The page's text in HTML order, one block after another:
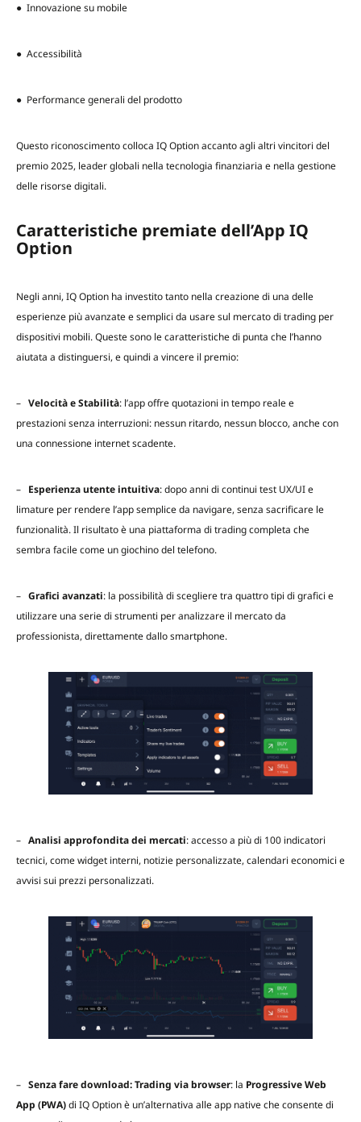
● Innovazione su mobile
● Accessibilità
● Performance generali del prodotto
Questo riconoscimento colloca IQ Option accanto agli altri vincitori del
premio 2025, leader globali nella tecnologia finanziaria e nella gestione
delle risorse digitali.
Caratteristiche premiate dell’App IQ
Option
Negli anni, IQ Option ha investito tanto nella creazione di una delle
esperienze più avanzate e semplici da usare sul mercato di trading per
dispositivi mobili. Queste sono le caratteristiche di punta che l’hanno
aiutata a distinguersi, e quindi a vincere il premio:
– Velocità e Stabilità: l’app offre quotazioni in tempo reale e
prestazioni senza interruzioni: nessun ritardo, nessun blocco, anche con
una connessione internet scadente.
– Esperienza utente intuitiva: dopo anni di continui test UX/UI e
limature per rendere l’app semplice da navigare, senza sacrificare le
funzionalità. Il risultato è una piattaforma di trading completa che
sembra facile come un giochino del telefono.
– Grafici avanzati: la possibilità di scegliere tra quattro tipi di grafici e
utilizzare una serie di strumenti per analizzare il mercato da
professionista, direttamente dallo smartphone.
– Analisi approfondita dei mercati: accesso a più di 100 indicatori
tecnici, come widget interni, notizie personalizzate, calendari economici e
avvisi sui prezzi personalizzati.
– Senza fare download: Trading via browser: la Progressive Web
App (PWA)di IQ Option è un’alternativa alle app native che consente di